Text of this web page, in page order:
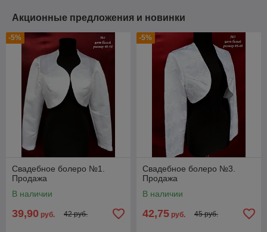
Акционные предложения и новинки
-5%
Свадебное болеро №1.
Продажа
В наличии
39,90 руб. 42 руб.
-5%
Свадебное болеро №3.
Продажа
В наличии
42,75 руб. 45 руб.